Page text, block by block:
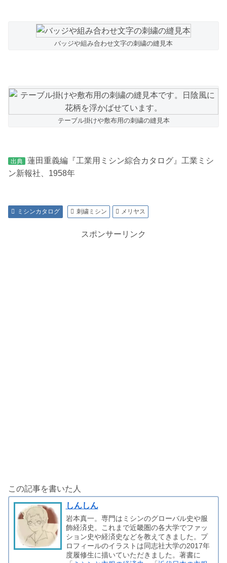
バッジや組み合わせ文字の刺繍の縫見本
テーブル掛けや敷布用の刺繍の縫見本
出典
蓮田重義編『工業用ミシン綜合カタログ』工業ミシ
ン新報社、1958年
ミシンカタログ 刺繍ミシン メリヤス
スポンサーリンク
この記事を書いた人
しんしん
岩本真一。専門はミシンのグローバル史や服
飾経済史。これまで近畿圏の各大学でファッ
ション史や経済史などを教えてきました。プ
ロフィールのイラストは同志社大学の2017年
度履修生に描いていただきました。著書に